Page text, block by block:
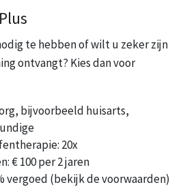
te hebben of wilt u zeker zijn
ontvangt? Kies dan voor
bijvoorbeeld huisarts,
20x
€ 100 per 2 jaren
vergoed (bekijk de voorwaarden)